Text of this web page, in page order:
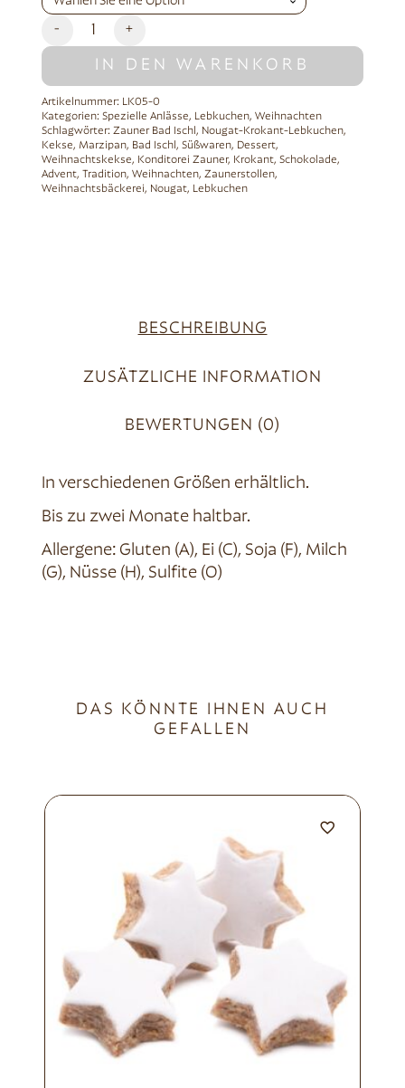
- +
IN DEN WARENKORB
Artikelnummer: LK05-0
Kategorien: Spezielle Anlässe, Lebkuchen, Weihnachten
Schlagwörter: Zauner Bad Ischl , Nougat-Krokant-Lebkuchen,
Kekse, Marzipan, Bad Ischl , Süßwaren, Dessert,
Weihnachtskekse, Konditorei Zauner, Krokant, Schokolade,
Advent, Tradition, Weihnachten, Zaunerstollen,
Weihnachtsbäckerei, Nougat, Lebkuchen
BESCHREIBUNG
ZUSÄTZLICHE INFORMATION
BEWERTUNGEN (0)
In verschiedenen Größen erhältlich.
Bis zu zwei Monate haltbar.
Allergene: Gluten (A), Ei (C), Soja (F), Milch
(G), Nüsse (H), Sulfite (O)
DAS KÖNNTE IHNEN AUCH
GEFALLEN